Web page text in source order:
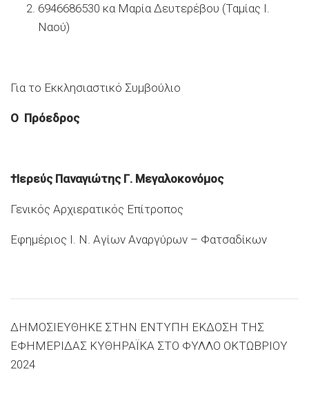
6946686530 κα Μαρία Δευτερέβου (Ταμίας Ι.
Ναού)
Για το Εκκλησιαστικό Συμβούλιο
Ο Πρόεδρος
†Ιερεύς Παναγιώτης Γ. Μεγαλοκονόμος
Γενικός Αρχιερατικός Επίτροπος
Εφημέριος Ι. Ν. Αγίων Αναργύρων – Φατσαδίκων
ΔΗΜΟΣΙΕΥΘΗΚΕ ΣΤΗΝ ΕΝΤΥΠΗ ΕΚΔΟΣΗ ΤΗΣ
ΕΦΗΜΕΡΙΔΑΣ ΚΥΘΗΡΑΪΚΑ ΣΤΟ ΦΥΛΛΟ ΟΚΤΩΒΡΙΟΥ
2024